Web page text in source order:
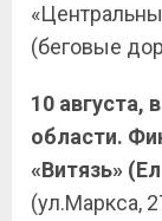
(беговые
10 августа,
области.
«Витязь»
(ул.Маркса,